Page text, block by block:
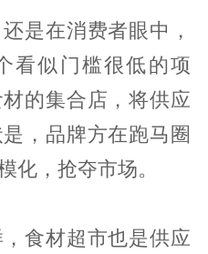
是在消费者眼中，
看似门槛很低的项
的集合店，将供应
，品牌方在跑马圈
化，抢夺市场。
食材超市也是供应